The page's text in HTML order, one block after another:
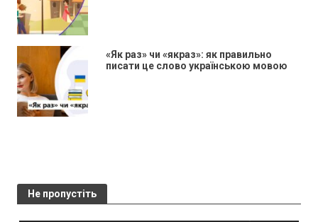
«Як раз» чи «якраз»: як правильно
писати це слово українською мовою
Не пропустіть